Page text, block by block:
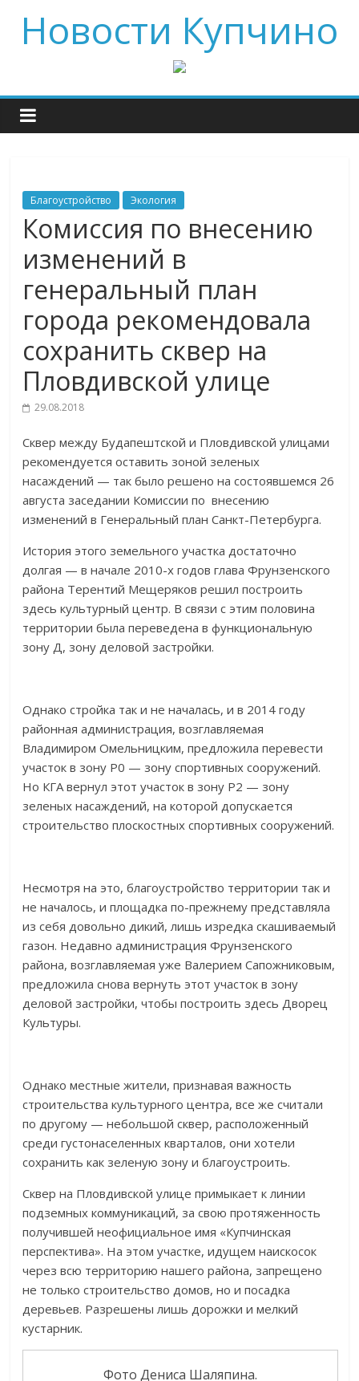
Новости Купчино
Благоустройство Экология
Комиссия по внесению
изменений в
генеральный план
города рекомендовала
сохранить сквер на
Пловдивской улице
29.08.2018
Сквер между Будапештской и Пловдивской улицами
рекомендуется оставить зоной зеленых
насаждений — так было решено на состоявшемся 26
августа заседании Комиссии по внесению
изменений в Генеральный план Санкт-Петербурга.
История этого земельного участка достаточно
долгая — в начале 2010-х годов глава Фрунзенского
района Терентий Мещеряков решил построить
здесь культурный центр. В связи с этим половина
территории была переведена в функциональную
зону Д, зону деловой застройки.
Однако стройка так и не началась, и в 2014 году
районная администрация, возглавляемая
Владимиром Омельницким, предложила перевести
участок в зону Р0 — зону спортивных сооружений.
Но КГА вернул этот участок в зону Р2 — зону
зеленых насаждений, на которой допускается
строительство плоскостных спортивных сооружений.
Несмотря на это, благоустройство территории так и
не началось, и площадка по-прежнему представляла
из себя довольно дикий, лишь изредка скашиваемый
газон. Недавно администрация Фрунзенского
района, возглавляемая уже Валерием Сапожниковым,
предложила снова вернуть этот участок в зону
деловой застройки, чтобы построить здесь Дворец
Культуры.
Однако местные жители, признавая важность
строительства культурного центра, все же считали
по другому — небольшой сквер, расположенный
среди густонаселенных кварталов, они хотели
сохранить как зеленую зону и благоустроить.
Сквер на Пловдивской улице примыкает к линии
подземных коммуникаций, за свою протяженность
получившей неофициальное имя «Купчинская
перспектива». На этом участке, идущем наискосок
через всю территорию нашего района, запрещено
не только строительство домов, но и посадка
деревьев. Разрешены лишь дорожки и мелкий
кустарник.
Фото Дениса Шаляпина.